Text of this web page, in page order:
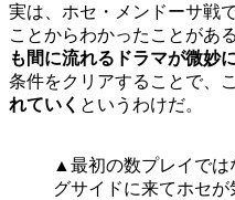
実は、ホセ・メンドーサ戦
ことからわかったことがあ
も間に流れるドラマが微妙
条件をクリアすることで、
れていく というわけだ。
▲最初の数プレイでは
グサイドに来てホセ